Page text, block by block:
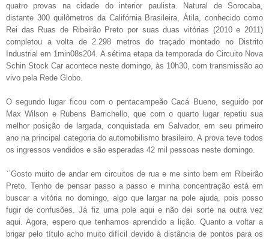
quatro provas na cidade do interior paulista. Natural de Sorocaba,
distante 300 quilômetros da Califórnia Brasileira, Átila, conhecido como
Rei das Ruas de Ribeirão Preto por suas duas vitórias (2010 e 2011)
completou a volta de 2.298 metros do traçado montado no Distrito
Industrial em 1min08s204. A sétima etapa da temporada do Circuito Nova
Schin Stock Car acontece neste domingo, às 10h30, com transmissão ao
vivo pela Rede Globo.
O segundo lugar ficou com o pentacampeão Cacá Bueno, seguido por
Max Wilson e Rubens Barrichello, que com o quarto lugar repetiu sua
melhor posição de largada, conquistada em Salvador, em seu primeiro
ano na principal categoria do automobilismo brasileiro. A prova teve todos
os ingressos vendidos e são esperadas 42 mil pessoas neste domingo.
``Gosto muito de andar em circuitos de rua e me sinto bem em Ribeirão
Preto. Tenho de pensar passo a passo e minha concentração está em
buscar a vitória no domingo, algo que largar na pole ajuda, pois posso
fugir de confusões. Já fiz uma pole aqui e não dei sorte na outra vez
aqui. Agora, espero que tenhamos aprendido a lição. Quanto a voltar a
brigar pelo título acho muito difícil devido à distância de pontos para os